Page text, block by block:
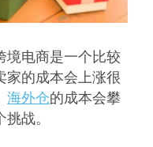
境电商是一个比较
家的成本会上涨很
海外仓的成本会攀
挑战。